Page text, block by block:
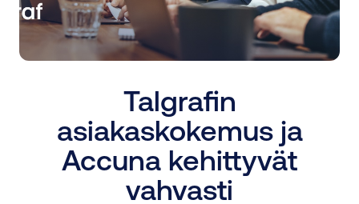
Talgrafin
asiakaskokemus ja
Accuna kehittyvät
vahvasti